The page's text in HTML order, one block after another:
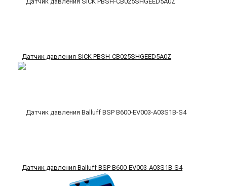
Датчик давления SICK PBSH-CB025SHGEED5A0Z
Датчик давления Balluff BSP B600-EV003-A03S1B-S4